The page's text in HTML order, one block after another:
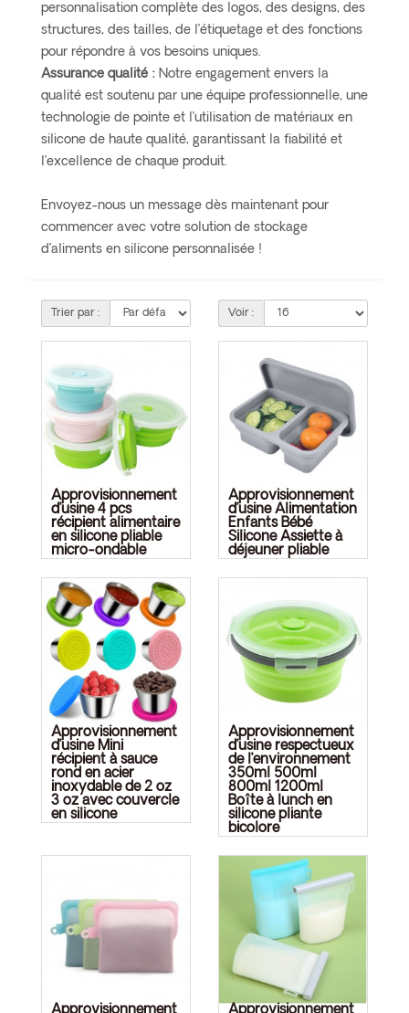
personnalisation complète des logos, des designs, des
structures, des tailles, de l’étiquetage et des fonctions
pour répondre à vos besoins uniques.
Assurance qualité : Notre engagement envers la
qualité est soutenu par une équipe professionnelle, une
technologie de pointe et l’utilisation de matériaux en
silicone de haute qualité, garantissant la fiabilité et
l’excellence de chaque produit.
Envoyez-nous un message dès maintenant pour
commencer avec votre solution de stockage
d’aliments en silicone personnalisée !
Trier par : Voir :
Approvisionnement
d’usine 4 pcs
récipient alimentaire
en silicone pliable
micro-ondable
Approvisionnement
d’usine Alimentation
Enfants Bébé
Silicone Assiette à
déjeuner pliable
Approvisionnement
d’usine Mini
récipient à sauce
rond en acier
inoxydable de 2 oz
3 oz avec couvercle
en silicone
Approvisionnement
d’usine respectueux
de l’environnement
350ml 500ml
800ml 1200ml
Boîte à lunch en
silicone pliante
bicolore